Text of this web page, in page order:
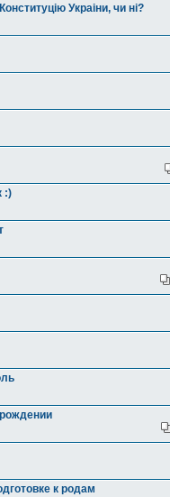
Украіни, чи ні?
:)
к родам